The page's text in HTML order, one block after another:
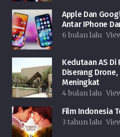
Apple Dan
Antar IPhone
6 bulan lalu
Kedutaan AS Di
Diserang
Meningkat
4 bulan lalu
Film Indonesia
3 tahun lalu